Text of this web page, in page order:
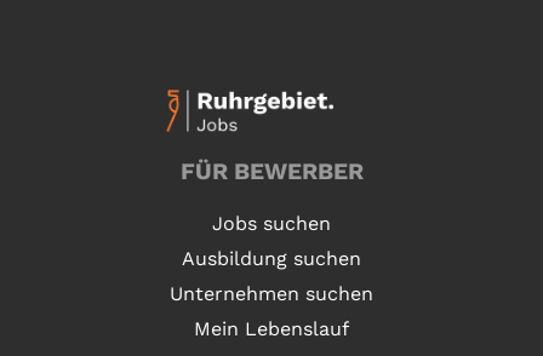
FÜR BEWERBER
Jobs suchen
Ausbildung suchen
Unternehmen suchen
Mein Lebenslauf